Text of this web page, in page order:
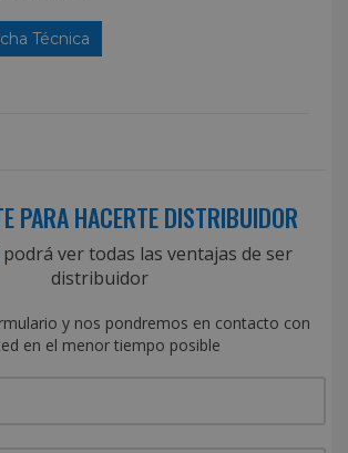
Técnica
PARA HACERTE DISTRIBUIDOR
podrá ver todas las ventajas de ser
distribuidor
y nos pondremos en contacto con
en el menor tiempo posible